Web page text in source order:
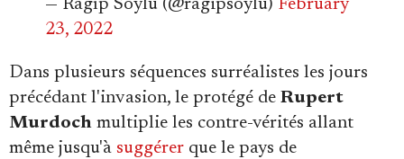
— Ragıp Soylu (@ragipsoylu) February
23, 2022
Dans plusieurs séquences surréalistes les jours
précédant l'invasion, le protégé de Rupert
Murdoch multiplie les contre-vérités allant
même jusqu'à suggérer que le pays de